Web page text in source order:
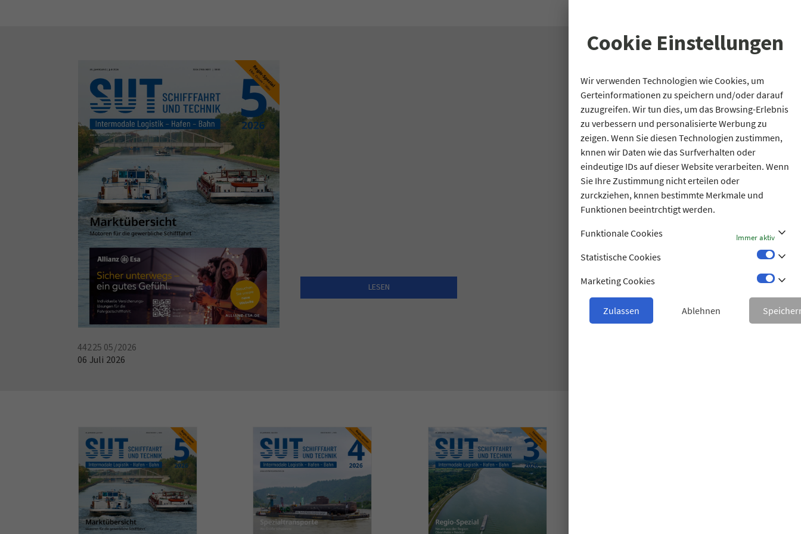
44225 05/2026
06 Juli 2026
LESEN
Cookie Einstellungen
Wir verwenden Technologien wie Cookies, um
Gerteinformationen zu speichern und/oder darauf
zuzugreifen. Wir tun dies, um das Browsing-Erlebnis
zu verbessern und personalisierte Werbung zu
zeigen. Wenn Sie diesen Technologien zustimmen,
knnen wir Daten wie das Surfverhalten oder
eindeutige IDs auf dieser Website verarbeiten. Wenn
Sie Ihre Zustimmung nicht erteilen oder
zurckziehen, knnen bestimmte Merkmale und
Funktionen beeintrchtigt werden.
Funktionale Cookies
Immer aktiv stat_minus_1
Statistische Cookies stat_minus_1
Marketing Cookies stat_minus_1
Zulassen Ablehnen